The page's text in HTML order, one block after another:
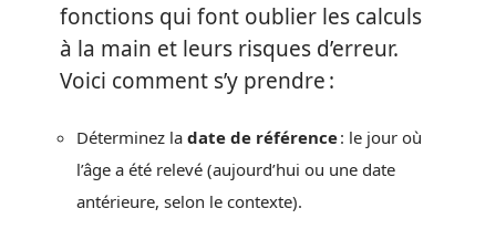
fonctions qui font oublier les calculs
à la main et leurs risques d’erreur.
Voici comment s’y prendre :
Déterminez la date de référence: le jour où
l’âge a été relevé (aujourd’hui ou une date
antérieure, selon le contexte).